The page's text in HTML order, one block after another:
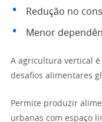
Redução no
Menor
A agricultura vertical
desafios alimentares
Permite produzir
urbanas com espaço